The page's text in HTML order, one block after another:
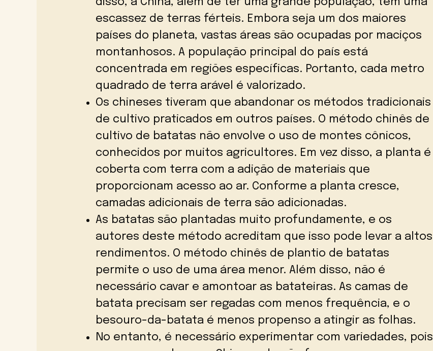
escassez de terras férteis. Embora seja um dos maiores
países do planeta, vastas áreas são ocupadas por maciços
montanhosos. A população principal do país está
concentrada em regiões específicas. Portanto, cada metro
quadrado de terra arável é valorizado.
Os chineses tiveram que abandonar os métodos tradicionais
de cultivo praticados em outros países. O método chinês de
cultivo de batatas não envolve o uso de montes cônicos,
conhecidos por muitos agricultores. Em vez disso, a planta é
coberta com terra com a adição de materiais que
proporcionam acesso ao ar. Conforme a planta cresce,
camadas adicionais de terra são adicionadas.
As batatas são plantadas muito profundamente, e os
autores deste método acreditam que isso pode levar a altos
rendimentos. O método chinês de plantio de batatas
permite o uso de uma área menor. Além disso, não é
necessário cavar e amontoar as batateiras. As camas de
batata precisam ser regadas com menos frequência, e o
besouro-da-batata é menos propenso a atingir as folhas.
No entanto, é necessário experimentar com variedades, pois